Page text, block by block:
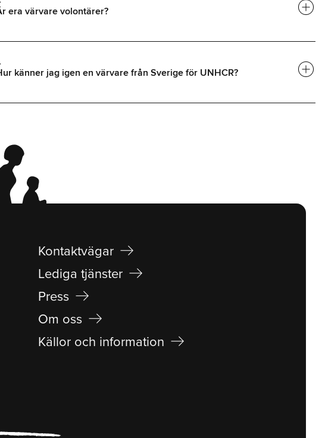
era värvare volontärer? add_circle
känner jag igen en värvare från Sverige för UNHCR? add_circle
Kontaktvägar arrow_right_alt
Lediga tjänster arrow_right_alt
Press arrow_right_alt
Om oss arrow_right_alt
Källor och information arrow_right_alt